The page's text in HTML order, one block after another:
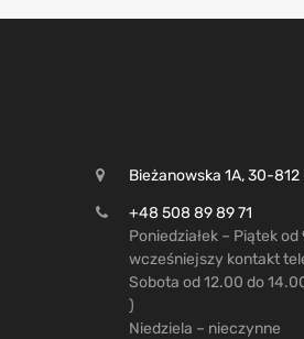
Bieżanowska 1A, 30-812
+48 508 89 89 71
Poniedziałek – Piątek
wcześniejszy kontakt
Sobota od 12.00 do
)
Niedziela – nieczynne